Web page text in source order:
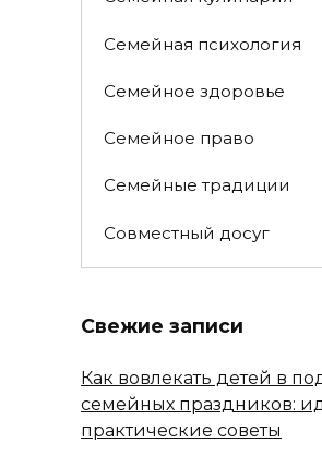
Семейная психология
Семейное здоровье
Семейное право
Семейные традиции
Совместный досуг
Свежие записи
Как вовлекать детей в
семейных праздников:
практические советы